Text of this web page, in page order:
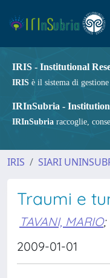
IRIS - Institutional
IRIS è il sistema di
IRInSubria -
IRInSubria raccoglie,
IRIS SIARI
Traumi e
TAVANI, MARIO;
2009-01-01